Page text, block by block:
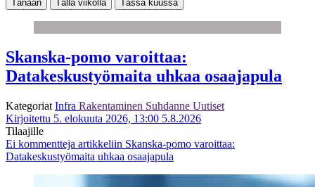
Tänään Tällä viikolla Tässä kuussa
Skanska-pomo varoittaa:
Datakeskustyömaita uhkaa osaajapula
Kategoriat Infra Rakentaminen Suhdanne Uutiset
Kirjoitettu 5. elokuuta 2026, 13:00 5.8.2026
Tilaajille
Ei kommentteja artikkeliin Skanska-pomo varoittaa:
Datakeskustyömaita uhkaa osaajapula